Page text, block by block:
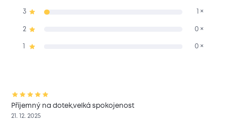
3 1 ×
2 0 ×
0 ×
Příjemný na dotek,velká spokojenost
21. 12. 2025